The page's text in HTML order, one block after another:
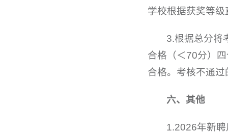
学校根据获奖等级
3.根据总分将
合格（＜70分）
合格。考核不通
六、其他
1.2026年新